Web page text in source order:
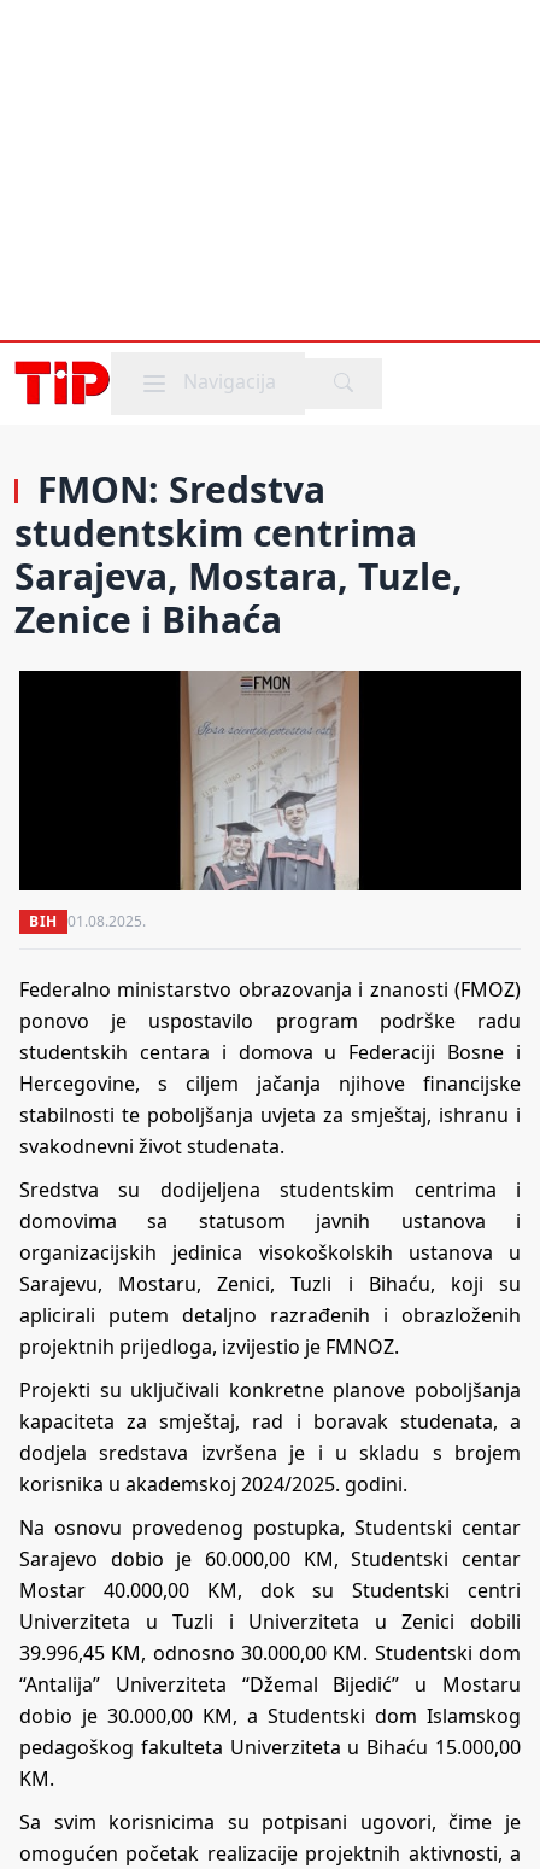
Mobile menu
Navigacija
FMON: Sredstva
studentskim centrima
Sarajeva, Mostara, Tuzle,
Zenice i Bihaća
BIH 01.08.2025.
Federalno ministarstvo obrazovanja i znanosti (FMOZ)
ponovo je uspostavilo program podrške radu
studentskih centara i domova u Federaciji Bosne i
Hercegovine, s ciljem jačanja njihove financijske
stabilnosti te poboljšanja uvjeta za smještaj, ishranu i
svakodnevni život studenata.
Sredstva su dodijeljena studentskim centrima i
domovima sa statusom javnih ustanova i
organizacijskih jedinica visokoškolskih ustanova u
Sarajevu, Mostaru, Zenici, Tuzli i Bihaću, koji su
aplicirali putem detaljno razrađenih i obrazloženih
projektnih prijedloga, izvijestio je FMNOZ.
Projekti su uključivali konkretne planove poboljšanja
kapaciteta za smještaj, rad i boravak studenata, a
dodjela sredstava izvršena je i u skladu s brojem
korisnika u akademskoj 2024/2025. godini.
Na osnovu provedenog postupka, Studentski centar
Sarajevo dobio je 60.000,00 KM, Studentski centar
Mostar 40.000,00 KM, dok su Studentski centri
Univerziteta u Tuzli i Univerziteta u Zenici dobili
39.996,45 KM, odnosno 30.000,00 KM. Studentski dom
“Antalija” Univerziteta “Džemal Bijedić” u Mostaru
dobio je 30.000,00 KM, a Studentski dom Islamskog
pedagoškog fakulteta Univerziteta u Bihaću 15.000,00
KM.
Sa svim korisnicima su potpisani ugovori, čime je
omogućen početak realizacije projektnih aktivnosti, a